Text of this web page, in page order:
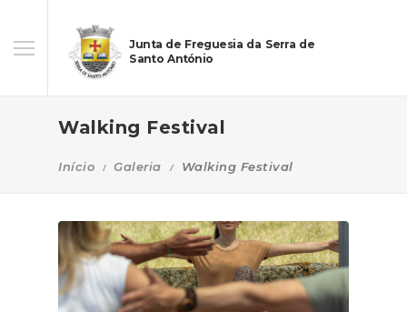
Junta de Freguesia da Serra de
Santo António
Walking Festival
Início Galeria Walking Festival